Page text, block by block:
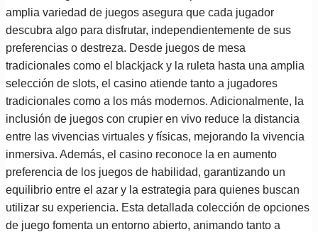
amplia variedad de juegos asegura que cada jugador
descubra algo para disfrutar, independientemente de sus
preferencias o destreza. Desde juegos de mesa
tradicionales como el blackjack y la ruleta hasta una amplia
selección de slots, el casino atiende tanto a jugadores
tradicionales como a los más modernos. Adicionalmente, la
inclusión de juegos con crupier en vivo reduce la distancia
entre las vivencias virtuales y físicas, mejorando la vivencia
inmersiva. Además, el casino reconoce la en aumento
preferencia de los juegos de habilidad, garantizando un
equilibrio entre el azar y la estrategia para quienes buscan
utilizar su experiencia. Esta detallada colección de opciones
de juego fomenta un entorno abierto, animando tanto a